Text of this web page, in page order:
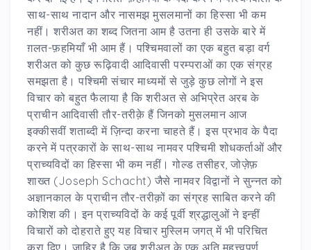
साथ-साथ नादान और नासमझ मुसलमानों का हिस्सा भी कम
नहीं। शरीअत का शब्द जितना आम है उतना ही उसके बारे में
ग़लत-फ़हमियाँ भी आम हैं। पश्चिमवालों का एक बहुत बड़ा वर्ग
शरीअत को कुछ रूढ़िवादी आदिवासी परम्पराओं का एक संग्रह
समझता है। पश्चिमी संचार माध्यमों से जुड़े कुछ लोगों ने इस
विचार को बहुत फैलाया है कि शरीअत से अभिप्रेत अरब के
प्राचीन आदिवासी तौर-तरीक़े हैं जिनको मुसलमान आज
इक्कीसवीं शताब्दी में ज़िन्दा करना चाहते हैं। इस प्रभाव के पैदा
करने में पत्रकारों के साथ-साथ नामवर पश्चिमी शोधकर्ताओं और
प्राच्यविदों का हिस्सा भी कम नहीं। गोल्ड तसीहर, जोज़ेफ़
शाख्त (Joseph Schacht) जैसे नामवर विद्वानों ने सुन्नत को
अज्ञानकाल के प्राचीन तौर-तरीक़ों का संग्रह साबित करने की
कोशिश की। इन प्राच्यविदों के कई पूर्वी श्रद्धालुओं ने इन्हीं
विचारों को दोहराते हुए यह विचार मुस्लिम जगत् में भी परिचित
करा दिए। ज़ाहिर है कि जब शरीअत के एक अति महत्त्वपूर्ण